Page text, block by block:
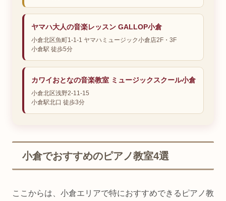
ヤマハ大人の音楽レッスン GALLOP小倉
小倉北区魚町1-1-1 ヤマハミュージック小倉店2F・3F
小倉駅 徒歩5分
カワイおとなの音楽教室 ミュージックスクール小倉
小倉北区浅野2-11-15
小倉駅北口 徒歩3分
小倉でおすすめのピアノ教室4選
ここからは、小倉エリアで特におすすめできるピアノ教